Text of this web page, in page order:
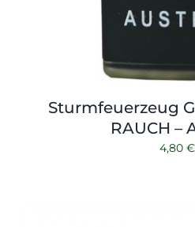
Sturmfeuerzeug
RAUCH –
4,80 €